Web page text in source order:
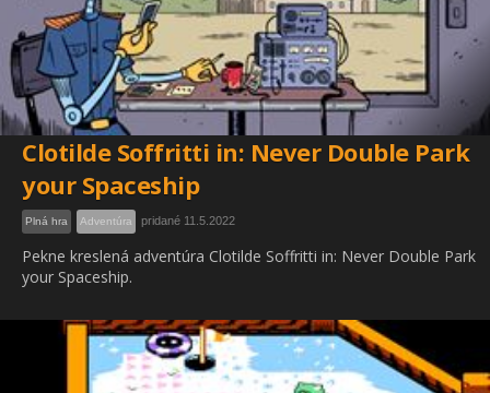
Clotilde Soffritti in: Never Double Park
your Spaceship
Plná hra Adventúra pridané 11.5.2022
Pekne kreslená adventúra Clotilde Soffritti in: Never Double Park
your Spaceship.